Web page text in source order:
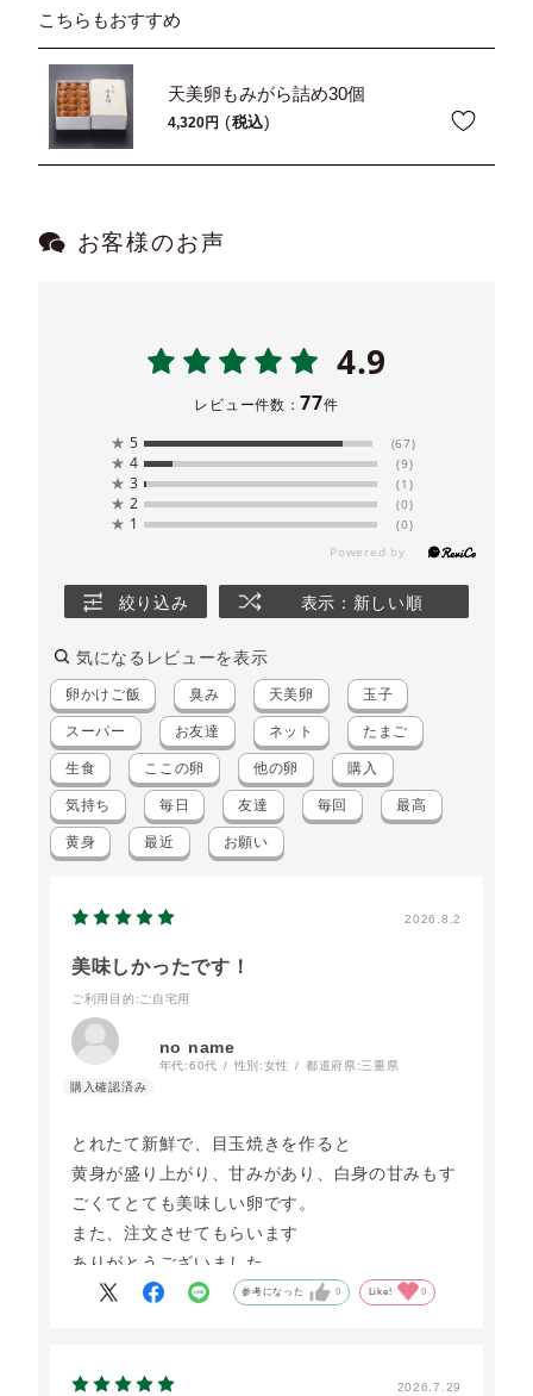
こちらもおすすめ
天美卵もみがら詰め30個
4,320 税込
お客様のお声
4.9
レビュー件数：77件
★ 5 (67)
★ 4 (9)
★ 3 (1)
★ 2 (0)
★ 1 (0)
絞り込み 表示：新しい順
気になるレビューを表示
卵かけご飯 臭み 天美卵 玉子
スーパー お友達 ネット たまご
生食 ここの卵 他の卵 購入
気持ち 毎日 友達 毎回 最高
黄身 最近 お願い
2026.8.2
美味しかったです！
ご利用目的 :ご自宅用
no name
年代:60代 性別:女性 都道府県:三重県
とれたて新鮮で、目玉焼きを作ると
黄身が盛り上がり、甘みがあり、白身の甘みもす
ごくてとても美味しい卵です。
また、注文させてもらいます
ありがとうございました。
参考になった 0 Like! 0
2026.7.29